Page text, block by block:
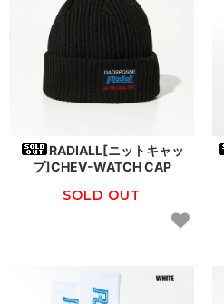
RADIALL[ニットキャッ
プ]CHEV-WATCH CAP
SOLD OUT